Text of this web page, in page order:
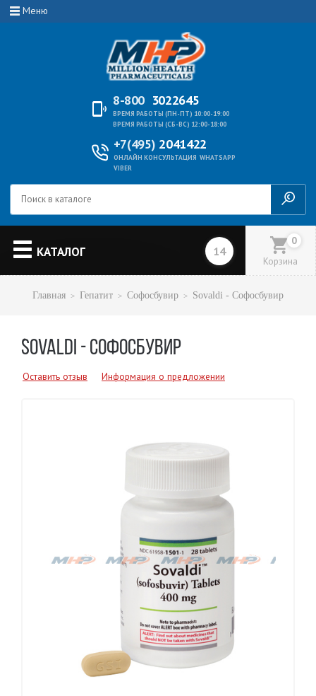
Меню
8-800 3022645
ВРЕМЯ РАБОТЫ (ПН-ПТ) 10:00-19:00
ВРЕМЯ РАБОТЫ (СБ-ВС) 12:00-18:00
+7(495) 2041422
ОНЛАЙН КОНСУЛЬТАЦИЯ WHATSAPP
VIBER
КАТАЛОГ
0
Корзина
Главная Гепатит Софосбувир Sovaldi - Софосбувир
SOVALDI - СОФОСБУВИР
Оставить отзыв Информация о предложении